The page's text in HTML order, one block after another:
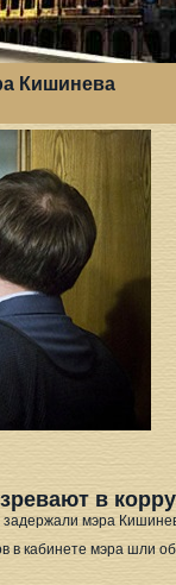
Кишинева
в
задержали мэра
в кабинете мэра шли